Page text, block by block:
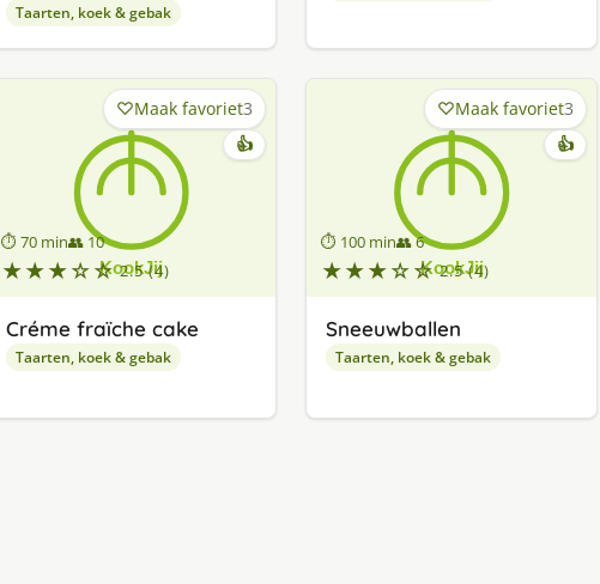
Taarten, koek & gebak
⏱ 70 min👥 10
★★★☆☆ 2.5 (4)
Maak favoriet3
👍
Créme fraïche cake
Taarten, koek & gebak
⏱ 100 min👥 6
★★★☆☆ 2.5 (4)
Maak favoriet3
👍
Sneeuwballen
Taarten, koek & gebak